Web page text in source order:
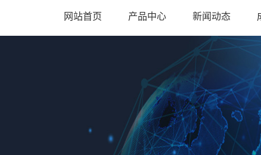
网站首页 产品中心 新闻动态